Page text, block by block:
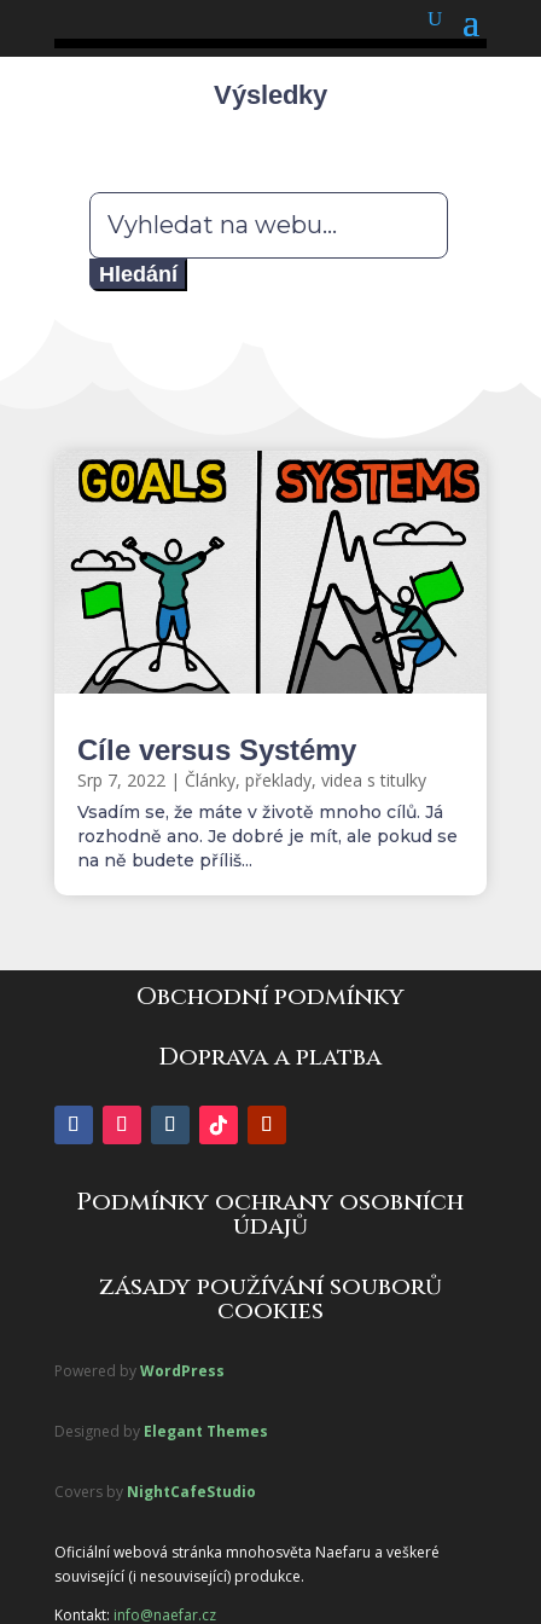
Výsledky
Hledat:
Cíle versus Systémy
Srp 7, 2022| Články, překlady, videa s titulky
Vsadím se, že máte v životě mnoho cílů. Já
rozhodně ano. Je dobré je mít, ale pokud se
na ně budete příliš...
Obchodní podmínky
Doprava a platba
Podmínky ochrany osobních
údajů
zásady používání souborů
cookies
Powered byWordPress
Designed by Elegant Themes
Covers by NightCafeStudio
Oficiální webová stránka mnohosvěta Naefaru a veškeré
související (i nesouvisející) produkce.
Kontakt: info@naefar.cz